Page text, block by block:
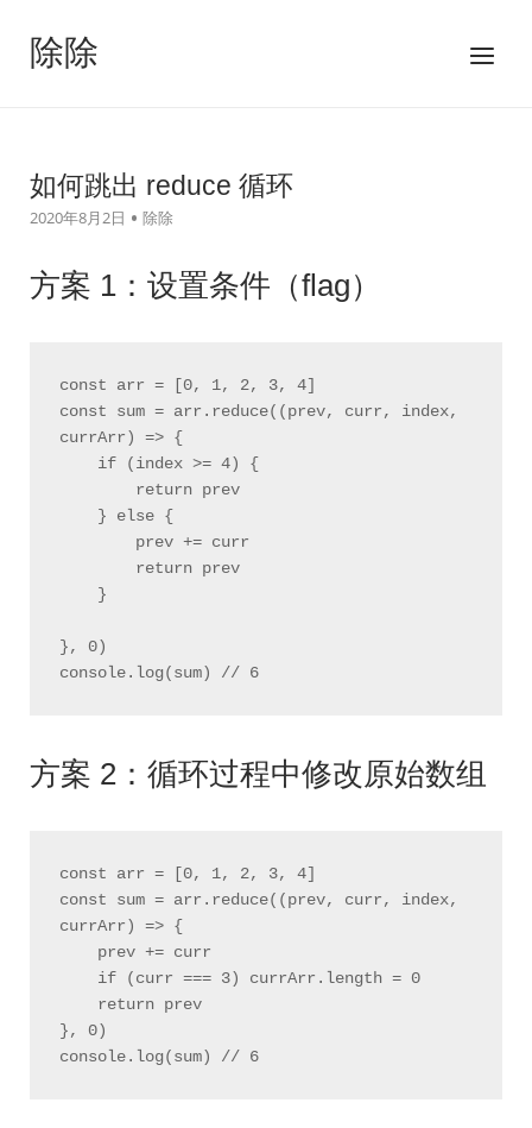
除除
菜
如何跳出 reduce 循环
2020年8月2日 除除
方案 1：设置条件（flag）
const arr = [0, 1, 2, 3, 4]
const sum = arr.reduce((prev, curr, index,
currArr) => {
}, 0)
方案 2：循环过程中修改原始数组
const arr = [0, 1, 2, 3, 4]
const sum = arr.reduce((prev, curr, index,
currArr) => {
}, 0)